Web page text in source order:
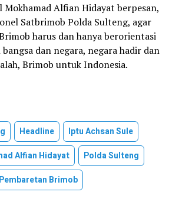
Mokhamad Alfian Hidayat berpesan,
Satbrimob Polda Sulteng, agar
harus dan hanya berorientasi
dan negara, negara hadir dan
Brimob untuk Indonesia.
Headline
Iptu Achsan Sule
Alfian Hidayat
Polda Sulteng
Brimob